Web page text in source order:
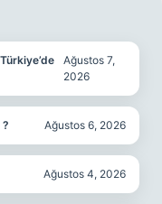
Ağustos 7,
2026
Ağustos 6, 2026
Ağustos 4, 2026